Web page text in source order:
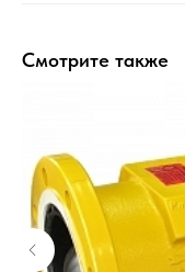
Смотрите также